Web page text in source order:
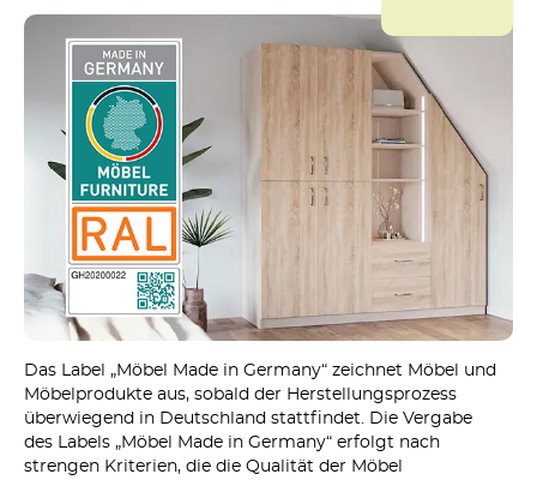
Das Label „Möbel Made in Germany“ zeichnet Möbel und
Möbelprodukte aus, sobald der Herstellungsprozess
überwiegend in Deutschland stattfindet. Die Vergabe
des Labels „Möbel Made in Germany“ erfolgt nach
strengen Kriterien, die die Qualität der Möbel